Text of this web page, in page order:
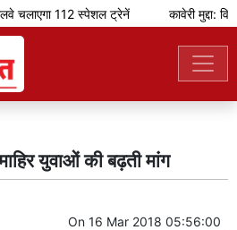
चलाएगा 112 स्पेशल ट्रेनें कावेरी मुद्दा:
युवाओं की बढ़ती मांग
On 16 Mar 2018 05:56:00